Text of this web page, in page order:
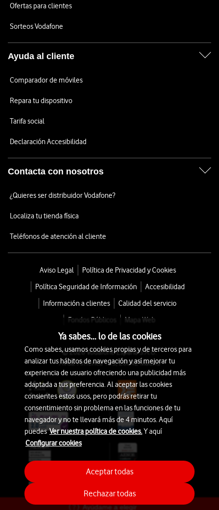
Ayúdame a elegir
Ofertas para clientes
Sorteos Vodafone
Ayuda al cliente
Comparador de móviles
Repara tu dispositivo
Tarifa social
Declaración Accesibilidad
Contacta con nosotros
¿Quieres ser distribuidor Vodafone?
Localiza tu tienda física
Teléfonos de atención al cliente
Aviso Legal
Política de Privacidad y Cookies
Política Seguridad de Información
Accesibilidad
Información a clientes
Calidad del servicio
Fondos Públicos
Mapa Web
© 2026 Vodafone España S.A.U.
Avda. América 115, 28042 Madrid
Ya sabes... lo de las cookies
Como sabes, usamos cookies propias y de terceros para
analizar tus hábitos de navegación y así mejorar tu
experiencia de usuario ofreciendo una publicidad más
adaptada a tus preferencia. Al aceptar las cookies
consientes estos usos, pero podrás retirar tu
consentimiento sin problema en las funciones de tu
navegador y no te llevará más de 4 minutos. Aquí
puedesVer nuestra política de cookies.Y aquí
Configurar cookies
Rechazar todas
Aceptar todas